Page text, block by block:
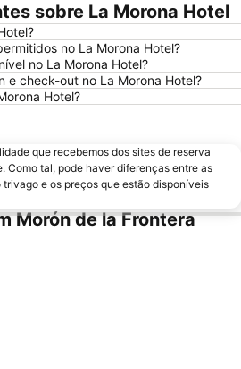
sobre La Morona Hotel
no La Morona Hotel?
no La Morona Hotel?
e check-out no La Morona Hotel?
Hotel?
que recebemos dos sites de reserva
Como tal, pode haver diferenças entre as
e os preços que estão disponíveis
Morón de la Frontera